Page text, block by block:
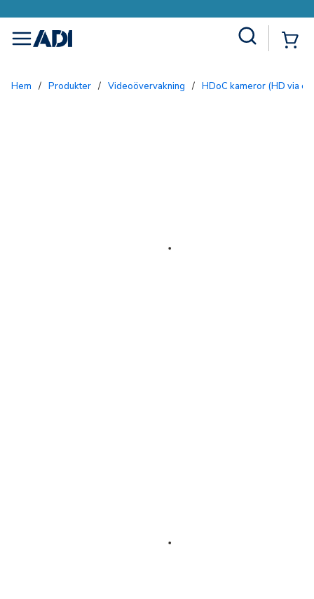
menu
Hem / Produkter / Videoövervakning / HDoC kameror (HD via